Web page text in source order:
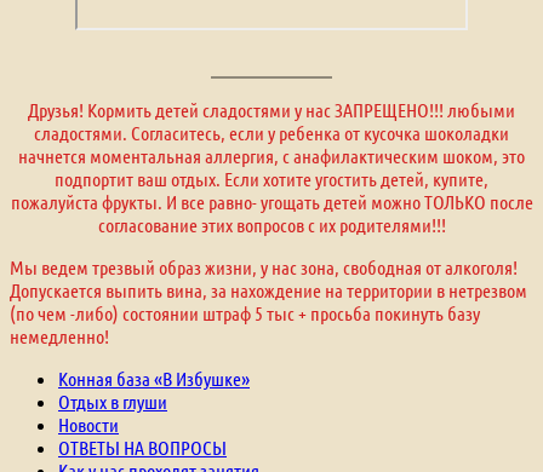
Друзья! Кормить детей сладостями у нас ЗАПРЕЩЕНО!!! любыми
сладостями. Согласитесь, если у ребенка от кусочка шоколадки
начнется моментальная аллергия, с анафилактическим шоком, это
подпортит ваш отдых. Если хотите угостить детей, купите,
пожалуйста фрукты. И все равно- угощать детей можно ТОЛЬКО после
согласование этих вопросов с их родителями!!!
Мы ведем трезвый образ жизни, у нас зона, свободная от алкоголя!
Допускается выпить вина, за нахождение на территории в нетрезвом
(по чем -либо) состоянии штраф 5 тыс + просьба покинуть базу
немедленно!
Конная база «В Избушке»
Отдых в глуши
Новости
ОТВЕТЫ НА ВОПРОСЫ